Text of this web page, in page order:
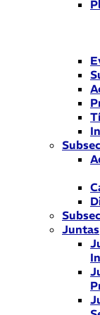
Juntas